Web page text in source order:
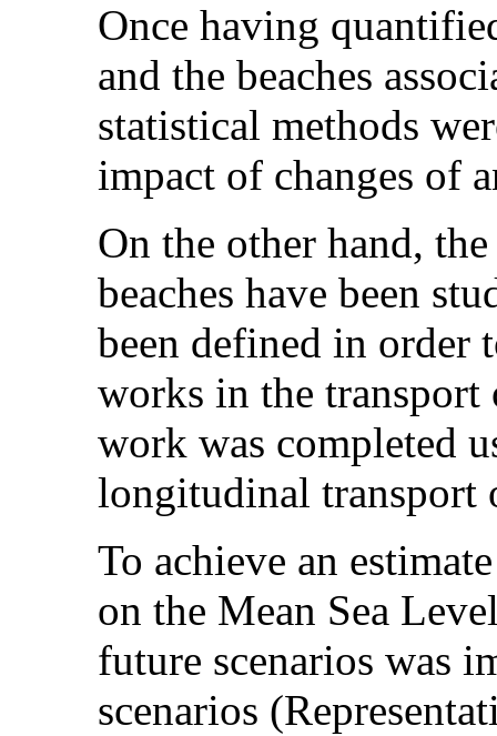
Once having
and the beaches
statistical methods
impact of changes of
On the other hand,
beaches have been
been defined in order
works in the transport
work was completed
longitudinal transport
To achieve an
on the Mean Sea
future scenarios was
scenarios